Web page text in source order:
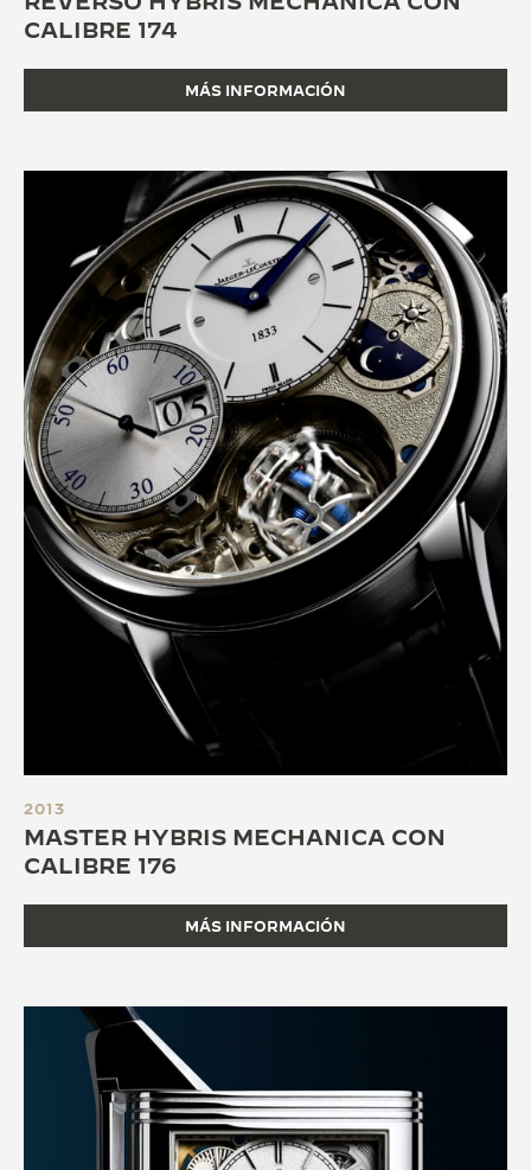
CALIBRE 174
MÁS INFORMACIÓN
2013
MASTER HYBRIS MECHANICA CON
CALIBRE 176
MÁS INFORMACIÓN